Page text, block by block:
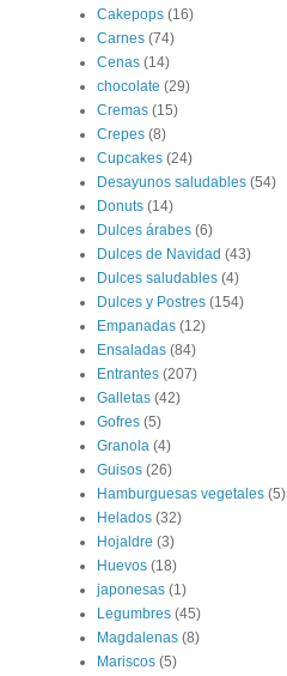
Cakepops (16)
Carnes (74)
Cenas (14)
chocolate (29)
Cremas (15)
Crepes (8)
Cupcakes (24)
Desayunos saludables (54)
Donuts (14)
Dulces árabes (6)
Dulces de Navidad (43)
Dulces saludables (4)
Dulces y Postres (154)
Empanadas (12)
Ensaladas (84)
Entrantes (207)
Galletas (42)
Gofres (5)
Granola (4)
Guisos (26)
Hamburguesas vegetales (5)
Helados (32)
Hojaldre (3)
Huevos (18)
japonesas (1)
Legumbres (45)
Magdalenas (8)
Mariscos (5)